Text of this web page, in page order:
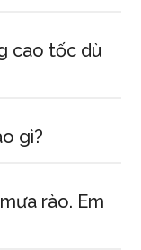
cao tốc dù
gì?
rào. Em